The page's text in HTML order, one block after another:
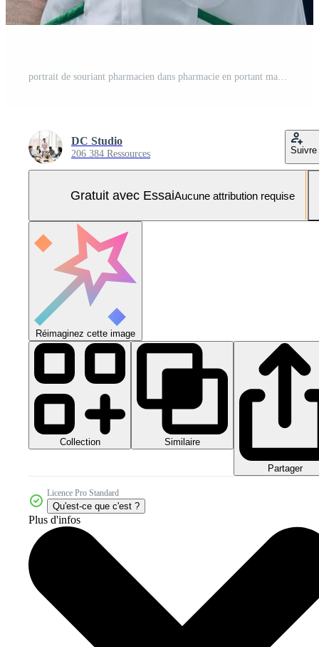
portrait de souriant pharmacien dans pharmacie en portant maquette emballé pharmaceutique produit. amical soins de santé spécialiste prêt à fournir médicinal prestations de service à clients, en portant isolé pilules boîte Photo Pro
DC Studio
206 384 Ressources Suivre
Gratuit avec EssaiAucune attribution requise
Réimaginez cette image
Collection Similaire
Partager
Licence Pro Standard
Qu'est-ce que c'est ?
Plus d'infos